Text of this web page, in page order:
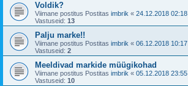
Voldik?
Viimane postitus Postitas imbrik « 24.12.2018 02:18
Vastuseid: 13
Palju marke!!
Viimane postitus Postitas imbrik « 06.12.2018 10:17
Vastuseid: 2
Meeldivad markide müügikohad
Viimane postitus Postitas imbrik « 05.12.2018 23:55
Vastuseid: 10